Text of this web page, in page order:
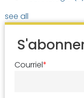
see all
Courriel*